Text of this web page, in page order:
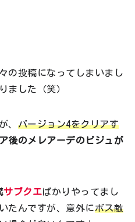
の投稿になってしまいまし
ました（笑）
、 バージョン4をクリアす
後のメレアーデのビジュが
サブクエばかりやってまし
たんですが、意外にボス敵